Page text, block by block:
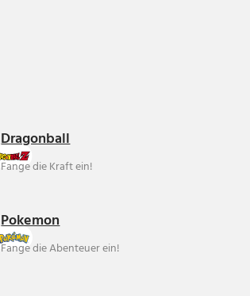
Dragonball
Fange die Kraft ein!
Pokemon
Fange die Abenteuer ein!